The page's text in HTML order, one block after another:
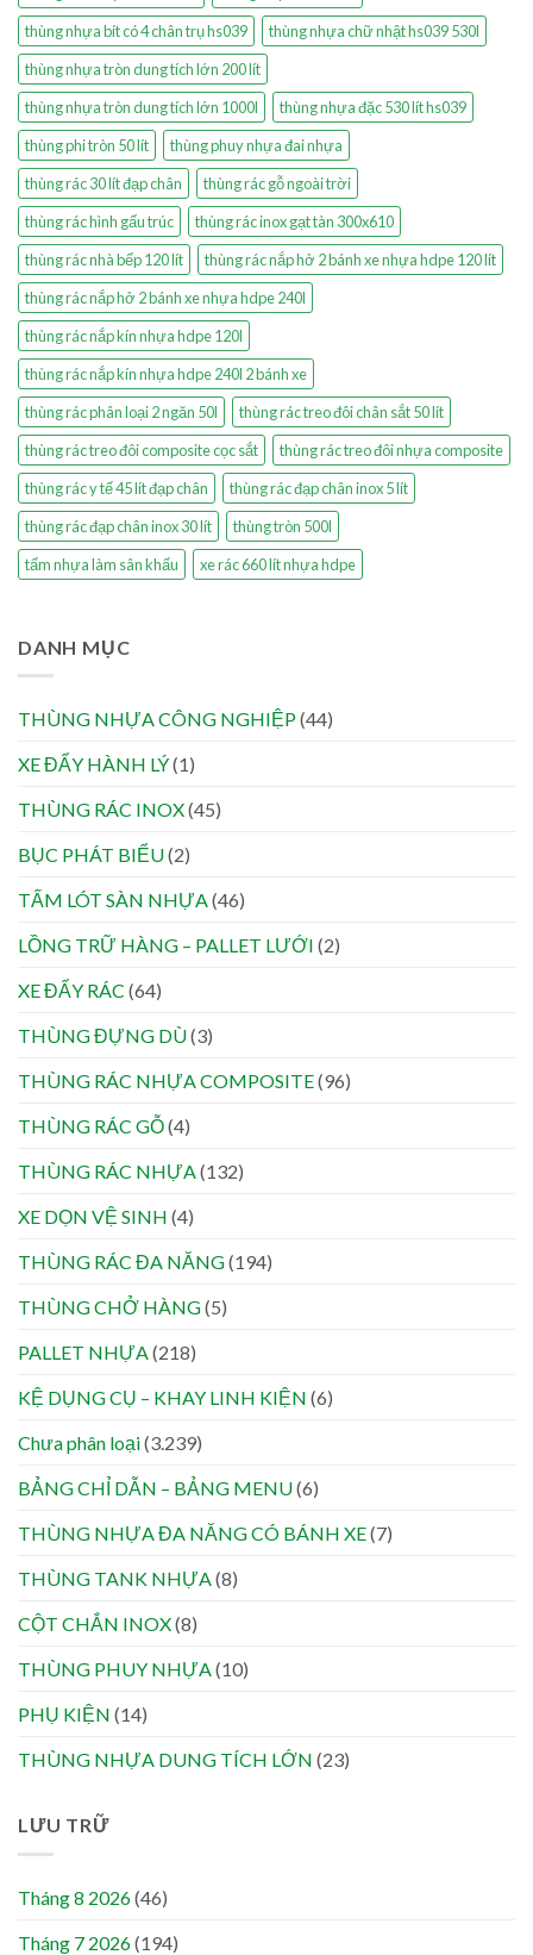
thùng nhựa bít có 4 chân trụ hs039
thùng nhựa chữ nhật hs039 530l
thùng nhựa tròn dung tích lớn 200 lít
thùng nhựa tròn dung tích lớn 1000l
thùng nhựa đặc 530 lít hs039
thùng phi tròn 50 lít
thùng phuy nhựa đai nhựa
thùng rác 30 lít đạp chân
thùng rác gỗ ngoài trời
thùng rác hình gấu trúc
thùng rác inox gạt tàn 300x610
thùng rác nhà bếp 120 lít
thùng rác nắp hở 2 bánh xe nhựa hdpe 120 lít
thùng rác nắp hở 2 bánh xe nhựa hdpe 240l
thùng rác nắp kín nhựa hdpe 120l
thùng rác nắp kín nhựa hdpe 240l 2 bánh xe
thùng rác phân loại 2 ngăn 50l
thùng rác treo đôi chân sắt 50 lít
thùng rác treo đôi composite cọc sắt
thùng rác treo đôi nhựa composite
thùng rác y tế 45 lít đạp chân
thùng rác đạp chân inox 5 lít
thùng rác đạp chân inox 30 lít
thùng tròn 500l
tấm nhựa làm sân khấu
xe rác 660 lít nhựa hdpe
DANH MỤC
THÙNG NHỰA CÔNG NGHIỆP(44)
XE ĐẨY HÀNH LÝ(1)
THÙNG RÁC INOX(45)
BỤC PHÁT BIỂU(2)
TẤM LÓT SÀN NHỰA(46)
LỒNG TRỮ HÀNG – PALLET LƯỚI (2)
XE ĐẨY RÁC (64)
THÙNG ĐỰNG DÙ(3)
THÙNG RÁC NHỰA COMPOSITE(96)
THÙNG RÁC GỖ(4)
THÙNG RÁC NHỰA(132)
XE DỌN VỆ SINH (4)
THÙNG RÁC ĐA NĂNG(194)
THÙNG CHỞ HÀNG(5)
PALLET NHỰA(218)
KỆ DỤNG CỤ – KHAY LINH KIỆN (6)
Chưa phân loại(3.239)
BẢNG CHỈ DẪN – BẢNG MENU(6)
THÙNG NHỰA ĐA NĂNG CÓ BÁNH XE(7)
THÙNG TANK NHỰA(8)
CỘT CHẮN INOX(8)
THÙNG PHUY NHỰA(10)
PHỤ KIỆN (14)
THÙNG NHỰA DUNG TÍCH LỚN (23)
LƯU TRỮ
Tháng 8 2026(46)
Tháng 7 2026(194)